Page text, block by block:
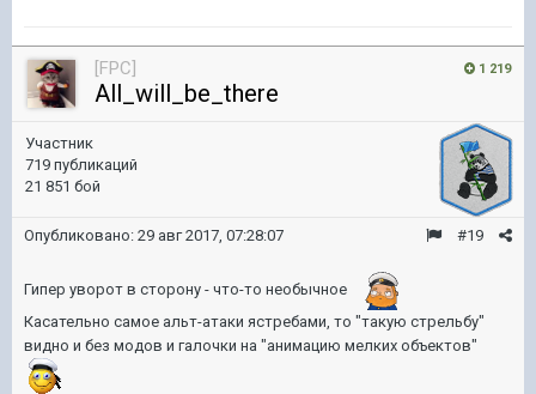
1 219
[FPC]
All_will_be_there
Участник
719 публикаций
21 851 бой
#19
Опубликовано: 29 авг 2017, 07:28:07
Гипер уворот в сторону - что-то необычное
Касательно самое альт-атаки ястребами, то "такую стрельбу"
видно и без модов и галочки на "анимацию мелких объектов"